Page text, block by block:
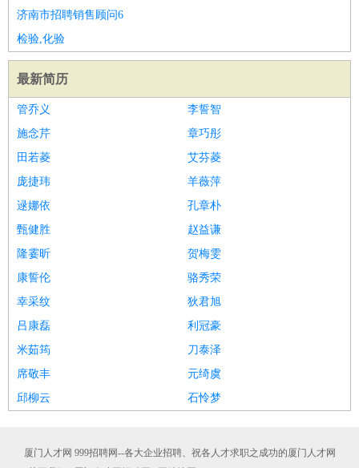
济南市招聘销售顾问6
检验,化验
最新简历
管乔义
李誓智
施念芹
章巧彤
田若菱
艾芬菱
庞捷玮
羊薇萍
逯娜依
孔章朴
甄健胜
赵益谦
隆霎昕
贺梅雯
康誓伦
骆秀荣
幸采纹
狄君旭
吕康磊
利冠豪
米茹筠
刀泰泽
席敬丰
元绮虞
邱柳云
石怜梦
厦门人才网 999招聘网--各大企业招聘、祝各人才求职之成功的厦门人才网